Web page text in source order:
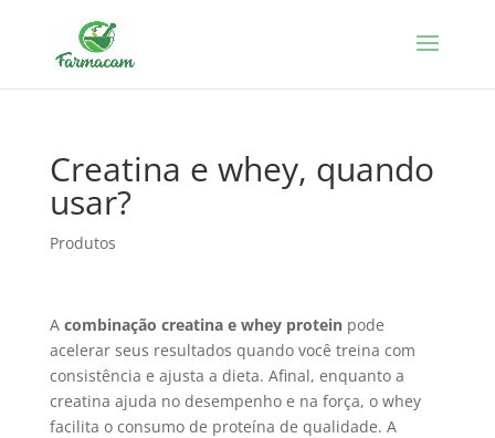
Creatina e whey, quando
usar?
Produtos
A combinação creatina e whey proteinpode
acelerar seus resultados quando você treina com
consistência e ajusta a dieta. Afinal, enquanto a
creatina ajuda no desempenho e na força, o whey
facilita o consumo de proteína de qualidade. A